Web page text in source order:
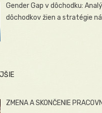
Gender Gap v dôchodku:
dôchodkov žien a stratégie
ZMENA A SKONČENIE